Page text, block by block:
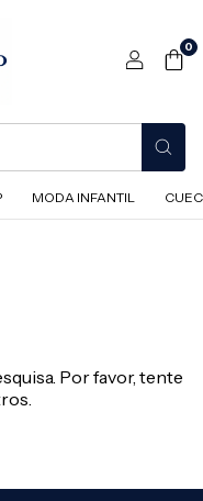
0
MODA INFANTIL
Por favor, tente